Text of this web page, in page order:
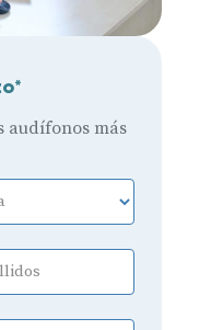
audífonos más